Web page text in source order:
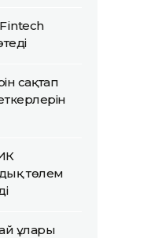
сақтап
төлем
ұлары